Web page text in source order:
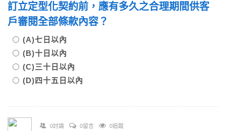
訂立定型化契約前，應有多久之合理期間供客
戶審閱全部條款內容？
(A)七日以內
(B)十日以內
(C)三十日以內
(D)四十五日以內
0討論 0留言 0追蹤